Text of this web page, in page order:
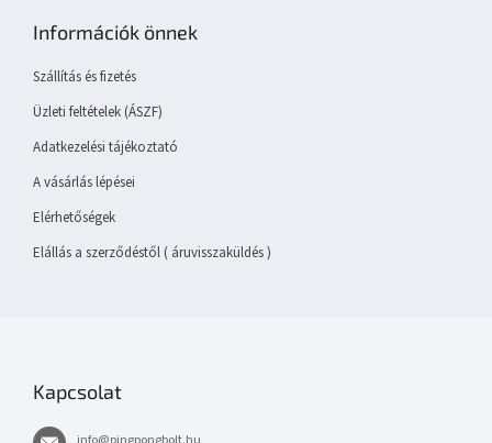
Információk önnek
Szállítás és fizetés
Üzleti feltételek (ÁSZF)
Adatkezelési tájékoztató
A vásárlás lépései
Elérhetőségek
Elállás a szerződéstől ( áruvisszaküldés )
Kapcsolat